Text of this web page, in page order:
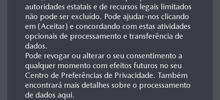
ARQUIVO POR
MODELO
autoridades estatais e de recursos legais limitados
não pode ser excluído. Pode ajudar-nos clicando
em (Aceitar) e concordando com estas atividades
opcionais de processamento e transferência de
dados.
Pode revogar ou alterar o seu consentimento a
qualquer momento com efeitos futuros no seu
Centro de Preferências de Privacidade. Também
encontrará mais detalhes sobre o processamento
de dados aqui.